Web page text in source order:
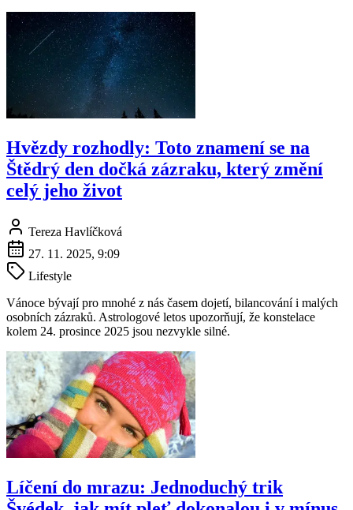
Hvězdy rozhodly: Toto znamení se na
Štědrý den dočká zázraku, který změní
celý jeho život
Tereza Havlíčková
27. 11. 2025, 9:09
Lifestyle
Vánoce bývají pro mnohé z nás časem dojetí, bilancování i malých
osobních zázraků. Astrologové letos upozorňují, že konstelace
kolem 24. prosince 2025 jsou nezvykle silné.
Líčení do mrazu: Jednoduchý trik